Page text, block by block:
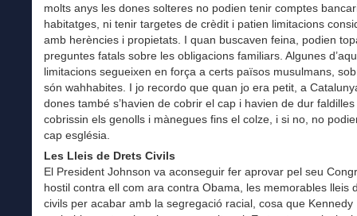
molts anys les dones solteres no podien tenir comptes
habitatges, ni tenir targetes de crèdit i patien limitacions
amb herències i propietats. I quan buscaven feina, podien
preguntes fatals sobre les obligacions familiars. Algunes
limitacions segueixen en força a certs països musulmans,
són wahhabites. I jo recordo que quan jo era petit, a
dones també s’havien de cobrir el cap i havien de dur
cobrissin els genolls i mànegues fins el colze, i si no, no
cap església.
Les Lleis de Drets Civils
El President Johnson va aconseguir fer aprovar pel seu
hostil contra ell com ara contra Obama, les memorables lleis
civils per acabar amb la segregació racial, cosa que Kennedy